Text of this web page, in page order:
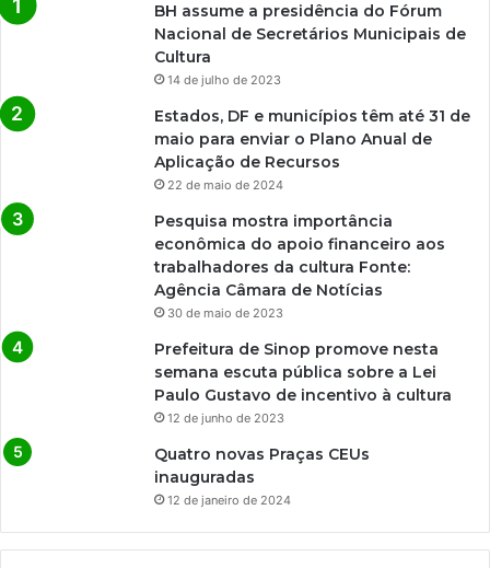
BH assume a presidência do Fórum
Nacional de Secretários Municipais de
Cultura
14 de julho de 2023
Estados, DF e municípios têm até 31 de
maio para enviar o Plano Anual de
Aplicação de Recursos
22 de maio de 2024
Pesquisa mostra importância
econômica do apoio financeiro aos
trabalhadores da cultura Fonte:
Agência Câmara de Notícias
30 de maio de 2023
Prefeitura de Sinop promove nesta
semana escuta pública sobre a Lei
Paulo Gustavo de incentivo à cultura
12 de junho de 2023
Quatro novas Praças CEUs
inauguradas
12 de janeiro de 2024